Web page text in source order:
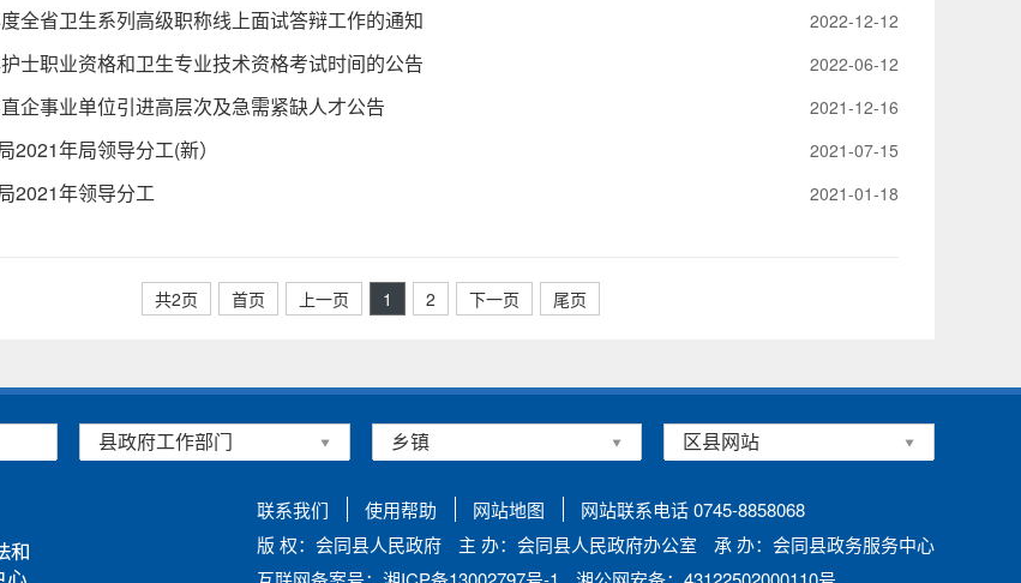
全省卫生系列高级职称线上面试答辩工作的通知 2022-12-12
士职业资格和卫生专业技术资格考试时间的公告 2022-06-12
企事业单位引进高层次及急需紧缺人才公告 2021-12-16
2021年局领导分工(新） 2021-07-15
2021年领导分工 2021-01-18
共2页 首页 上一页 1 2 下一页 尾页
联系我们 使用帮助 网站地图
网站联系电话 0745-8858068
版 权：会同县人民政府
主 办：会同县人民政府办公室
承 办：会同县政务服务中心